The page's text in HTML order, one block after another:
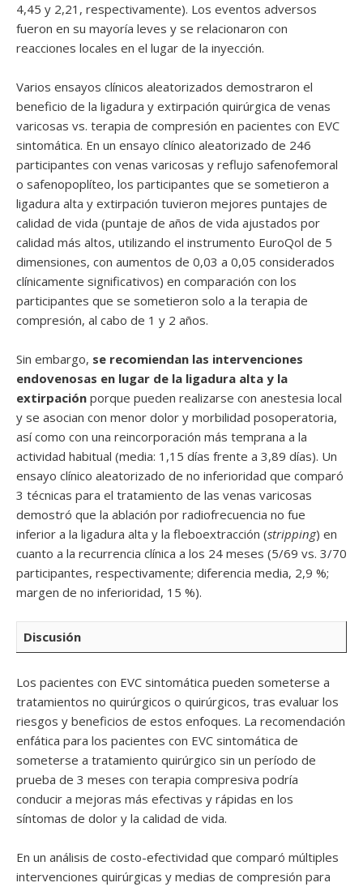
4,45 y 2,21, respectivamente). Los eventos adversos
fueron en su mayoría leves y se relacionaron con
reacciones locales en el lugar de la inyección.
Varios ensayos clínicos aleatorizados demostraron el
beneficio de la ligadura y extirpación quirúrgica de venas
varicosas vs. terapia de compresión en pacientes con EVC
sintomática. En un ensayo clínico aleatorizado de 246
participantes con venas varicosas y reflujo safenofemoral
o safenopoplíteo, los participantes que se sometieron a
ligadura alta y extirpación tuvieron mejores puntajes de
calidad de vida (puntaje de años de vida ajustados por
calidad más altos, utilizando el instrumento EuroQol de 5
dimensiones, con aumentos de 0,03 a 0,05 considerados
clínicamente significativos) en comparación con los
participantes que se sometieron solo a la terapia de
compresión, al cabo de 1 y 2 años.
Sin embargo, se recomiendan las intervenciones
endovenosas en lugar de la ligadura alta y la
extirpación porque pueden realizarse con anestesia local
y se asocian con menor dolor y morbilidad posoperatoria,
así como con una reincorporación más temprana a la
actividad habitual (media: 1,15 días frente a 3,89 días). Un
ensayo clínico aleatorizado de no inferioridad que comparó
3 técnicas para el tratamiento de las venas varicosas
demostró que la ablación por radiofrecuencia no fue
inferior a la ligadura alta y la fleboextracción (stripping) en
cuanto a la recurrencia clínica a los 24 meses (5/69 vs. 3/70
participantes, respectivamente; diferencia media, 2,9 %;
margen de no inferioridad, 15 %).
Discusión
Los pacientes con EVC sintomática pueden someterse a
tratamientos no quirúrgicos o quirúrgicos, tras evaluar los
riesgos y beneficios de estos enfoques. La recomendación
enfática para los pacientes con EVC sintomática de
someterse a tratamiento quirúrgico sin un período de
prueba de 3 meses con terapia compresiva podría
conducir a mejoras más efectivas y rápidas en los
síntomas de dolor y la calidad de vida.
En un análisis de costo-efectividad que comparó múltiples
intervenciones quirúrgicas y medias de compresión para